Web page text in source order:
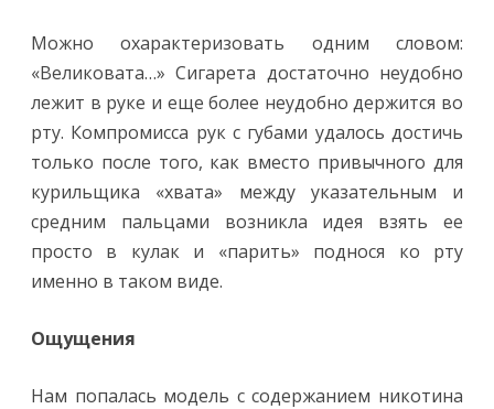
Можно охарактеризовать одним словом:
«Великовата…» Сигарета достаточно неудобно
лежит в руке и еще более неудобно держится во
рту. Компромисса рук с губами удалось достичь
только после того, как вместо привычного для
курильщика «хвата» между указательным и
средним пальцами возникла идея взять ее
просто в кулак и «парить» поднося ко рту
именно в таком виде.
Ощущения
Нам попалась модель с содержанием никотина